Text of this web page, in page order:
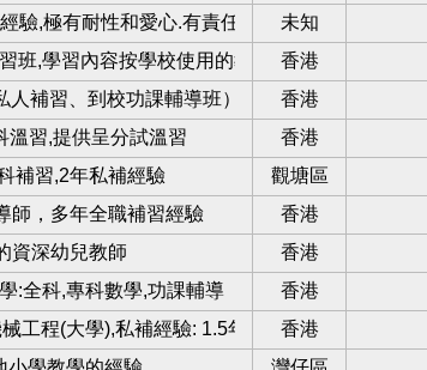
驗,極有耐性和愛心.有責任感、守時、有交帶.
未知
班,學習內容按學校使用的教科書訂製
香港
補習、到校功課輔導班） 香港
溫習,提供呈分試溫習 香港
補習,2年私補經驗 觀塘區
師，多年全職補習經驗 香港
資深幼兒教師 香港
:全科,專科數學,功課輔導 香港
工程(大學),私補經驗: 1.5年 香港